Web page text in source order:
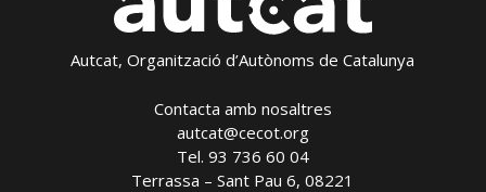
Autcat, Organització d’Autònoms de Catalunya
Contacta amb nosaltres
autcat@cecot.org
Tel. 93 736 60 04
Terrassa – Sant Pau 6, 08221